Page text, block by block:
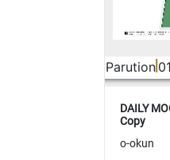
Parution
DAILY
Copy
o-okun